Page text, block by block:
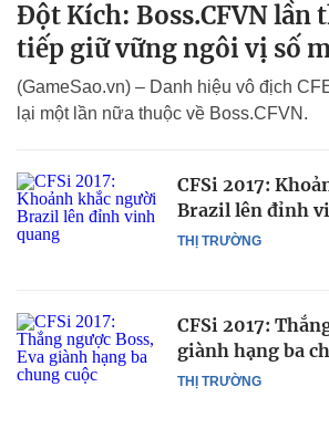
Đột Kích: Boss.CFVN lần
tiếp giữ vững ngôi vị số
(GameSao.vn) – Danh hiệu vô địch
lại một lần nữa thuộc về Boss.CFVN.
THỊ TRƯỜNG
CFSi 2017:
Brazil lên đỉnh
THỊ TRƯỜNG
CFSi 2017:
giành hạng ba